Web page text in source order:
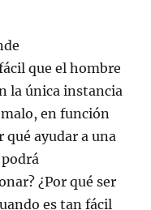
que el hombre
la única instancia
malo, en función
qué ayudar a una
¿Por qué ser
es tan fácil